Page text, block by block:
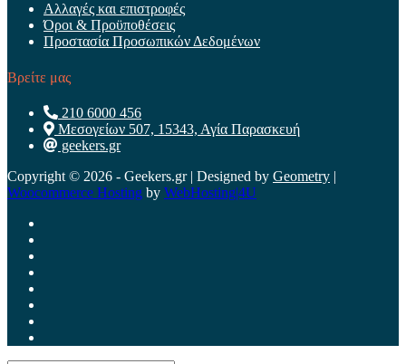
Αλλαγές και επιστροφές
Όροι & Προϋποθέσεις
Προστασία Προσωπικών Δεδομένων
Βρείτε μας
210 6000 456
Μεσογείων 507, 15343, Αγία Παρασκευή
geekers.gr
Copyright © 2026 - Geekers.gr | Designed by Geometry |
Woocommerce Hosting by WebHosting|4U